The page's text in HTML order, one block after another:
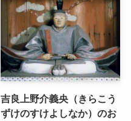
吉良上野介義央（きらこう
ずけのすけよしなか）のお